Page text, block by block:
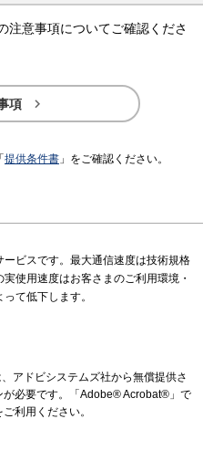
注意事項についてご確認くださ
項 
提供条件書 」をご確認ください。
ービスです。最大通信速度は技術規格
使用速度はお客さまのご利用環境・
て低下します。
アドビシステムズ社から無償提供さ
が必要です。「Adobe® Acrobat®」で
利用ください。